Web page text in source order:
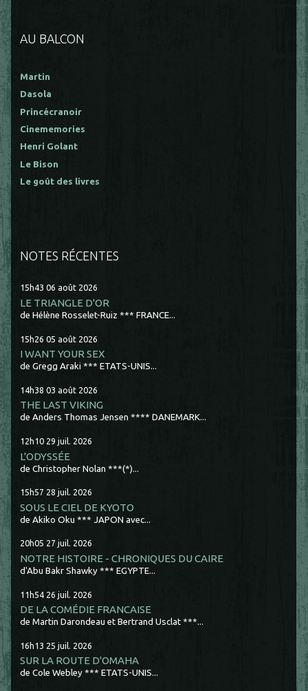
AU BALCON
Martin
Dasola
Princécranoir
Cinememories
Henri Golant
Le Bison
Le goût des livres
NOTES RÉCENTES
15h43 06 août 2026
LE TRIANGLE D'OR
de Hélène Rosselet-Ruiz *** FRANCE...
15h26 05 août 2026
I WANT YOUR SEX
de Gregg Araki *** ETATS-UNIS...
14h38 03 août 2026
THE LAST VIKING
de Anders Thomas Jensen **** DANEMARK...
12h10 29 juil. 2026
L'ODYSSÉE
de Christopher Nolan ***(*)...
15h57 28 juil. 2026
SOUS LE CIEL DE KYOTO
de Akiko Oku *** JAPON avec...
20h05 27 juil. 2026
NOTRE HISTOIRE - CHRONIQUES DU CAIRE
d'Abu Bakr Shawky *** EGYPTE...
11h54 26 juil. 2026
DE LA COMÉDIE FRANCAISE
de Martin Darondeau et Bertrand Usclat ***...
16h13 25 juil. 2026
SUR LA ROUTE D'OMAHA
de Cole Webley *** ETATS-UNIS...